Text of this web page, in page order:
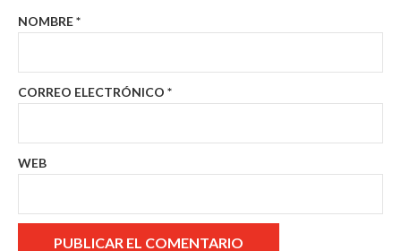
NOMBRE*
CORREO ELECTRÓNICO *
WEB